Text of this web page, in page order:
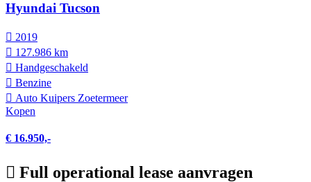
Hyundai Tucson
2019
127.986 km
Hand­geschakeld
Benzine
Auto Kuipers Zoetermeer
Kopen
€ 16.950,-
Full operational lease aanvragen